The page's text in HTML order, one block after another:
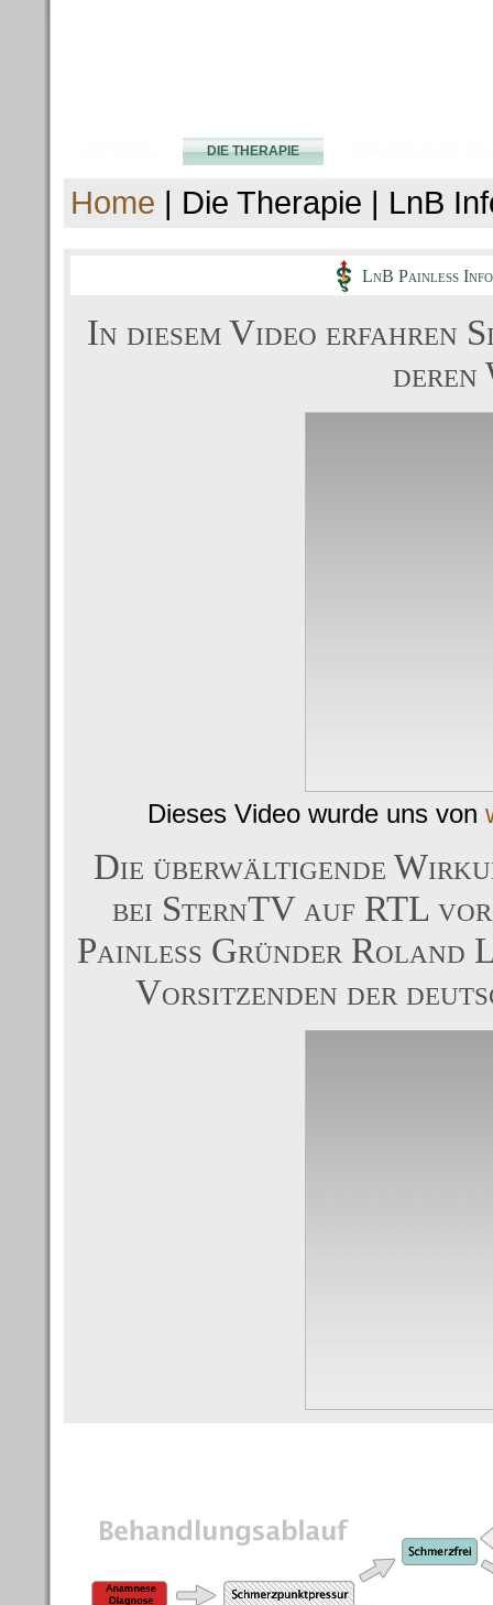
DIE THERAPIE
Home | Die Therapie | LnB
LnB Painless
In diesem Video erfahren
deren
Dieses Video wurde uns von
Die überwältigende
bei SternTV auf RTL
Painless Gründer Roland
Vorsitzenden der